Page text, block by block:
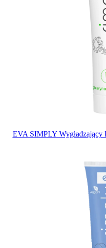
EVA SIMPLY Wygładzający